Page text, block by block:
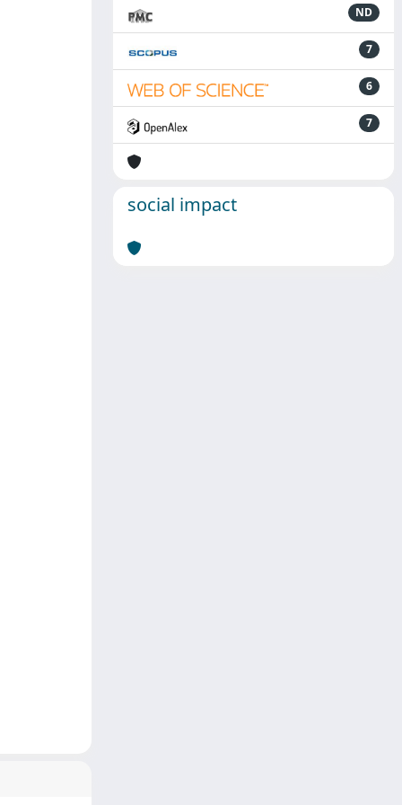
ND
7
6
7
social impact